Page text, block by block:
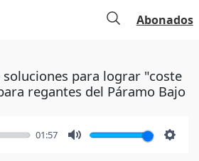
Abonados
soluciones para lograr "coste
regantes del Páramo Bajo
01:57